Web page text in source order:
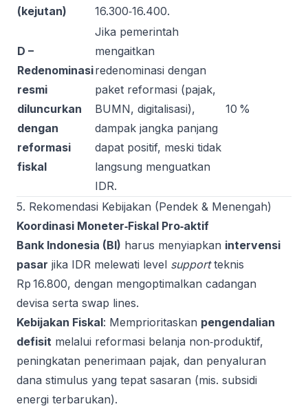
(kejutan)
16.300‑16.400.
D –
Redenominasi
resmi
diluncurkan
dengan
reformasi
fiskal
Jika pemerintah
mengaitkan
redenominasi dengan
paket reformasi (pajak,
BUMN, digitalisasi),
dampak jangka panjang
dapat positif, meski tidak
langsung menguatkan
IDR.
10 %
5. Rekomendasi Kebijakan (Pendek & Menengah)
Koordinasi Moneter‑Fiskal Pro‑aktif
Bank Indonesia (BI) harus menyiapkan intervensi
pasar jika IDR melewati level supportteknis
Rp 16.800, dengan mengoptimalkan cadangan
devisa serta swap lines.
Kebijakan Fiskal: Memprioritaskan pengendalian
defisit melalui reformasi belanja non‑produktif,
peningkatan penerimaan pajak, dan penyaluran
dana stimulus yang tepat sasaran (mis. subsidi
energi terbarukan).